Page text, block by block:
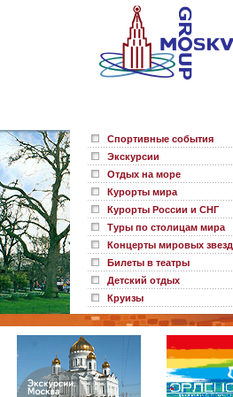
Спортивные события
Экскурсии
Отдых на море
Курорты мира
Курорты России и СНГ
Туры по столицам мира
Концерты мировых звезд
Билеты в театры
Детский отдых
Круизы